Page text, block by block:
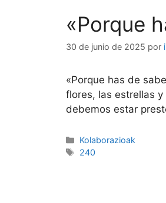
«Porque
30 de junio de 2025 por
«Porque has de
flores, las estrellas
debemos estar
Kolaborazioak
240